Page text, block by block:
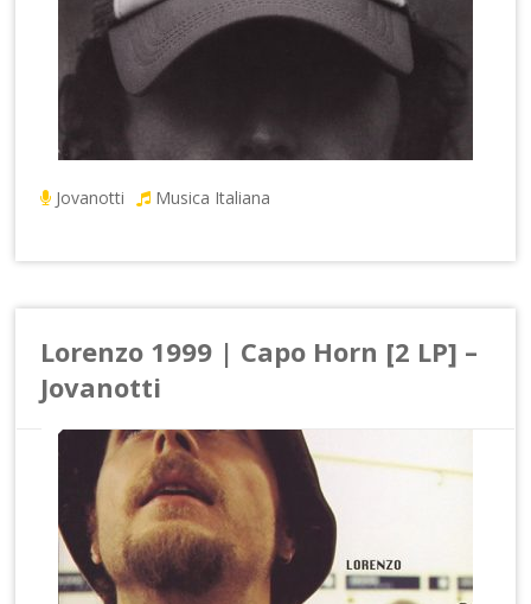
Jovanotti Musica Italiana
Lorenzo 1999 | Capo Horn [2 LP] –
Jovanotti